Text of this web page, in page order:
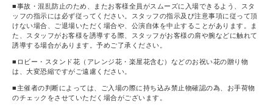
■事故・混乱防止のため、またお客様全員がスムーズに入場できるよう、スタ
ッフの指示には必ず従ってください。スタッフの指示及び注意事項に従って頂
けない場合、ご退場いただく場合や、公演自体を中止することがあります。ま
た、スタッフがお客様を誘導する際、スタッフがお客様の肩や腕などに触れて
誘導する場合があります。予めご了承ください。
■ロビー・スタンド花（アレンジ花・楽屋花含む）などのお祝い花の贈り物
は、大変恐縮ですがご遠慮ください。
■主催者の判断によっては、ご入場の際に持ち込み禁止物確認の為、お手荷物
のチェックをさせていただく場合がございます。